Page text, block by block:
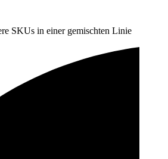
SKUs in einer gemischten Linie